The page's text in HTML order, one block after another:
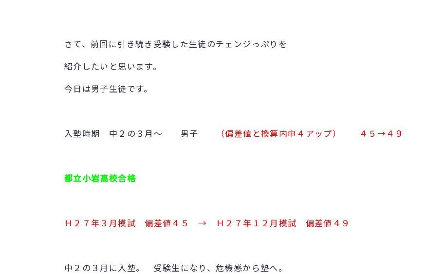
さて、前回に引き続き受験した生徒のチェンジっぷりを
紹介したいと思います。
今日は男子生徒です。
入塾時期 中２の３月～ 男子 （偏差値と換算内申４アップ） ４５→４９
都立小岩高校合格
Ｈ２７年３月模試 偏差値４５ → Ｈ２７年１２月模試 偏差値４９
中２の３月に入塾。 受験生になり、危機感から塾へ。